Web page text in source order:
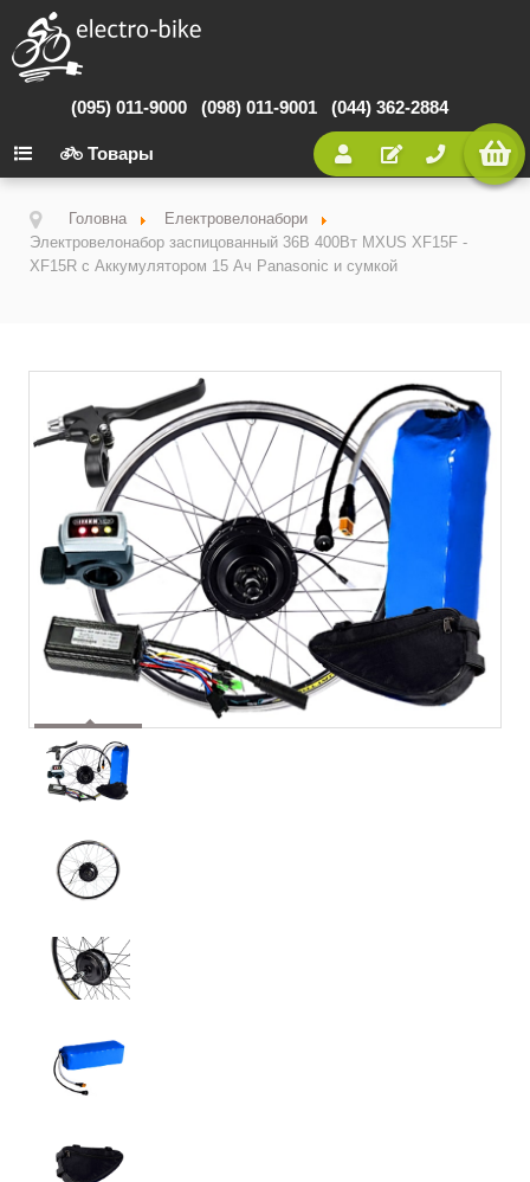
(095) 011-9000 (098) 011-9001 (044) 362-2884
Товары
Головна
Електровелонабори
Электровелонабор заспицованный 36В 400Вт MXUS XF15F -
XF15R с Аккумулятором 15 Ач Panasonic и сумкой